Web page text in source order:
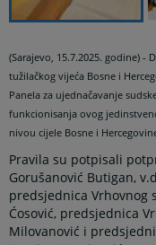
(Sarajevo, 15.7.2025. godine) -
tužilačkog vijeća Bosne i
Panela za ujednačavanje
funkcionisanja ovog
nivou cijele Bosne i
Pravila su potpisali
Gorušanović Butigan,
predsjednica Vrhovnog
Ćosović, predsjednica
Milovanović i